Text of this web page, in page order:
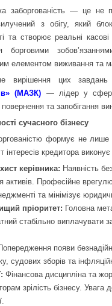
заборгованість — це не
з обігу, який
та створює реальні
борговими
елементом виживання та
вирішення цих
(МАЗК) — лідер у сфері
та запобігання
сучасного бізнесу
формує не
інтересів кредитора
керівника: Наявність
активів. Професійне
та мінімізує
пріоритет: Головна
стабільно виплачувати
появи
судових зборів та
Фінансова дисципліна та
зрілість бізнесу. Увага